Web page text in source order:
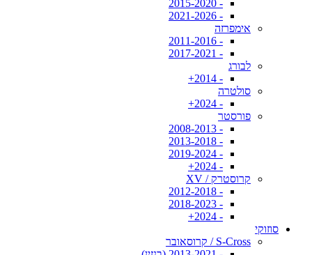
- 2015-2020
- 2021-2026
אימפרזה
- 2011-2016
- 2017-2021
לבורג
- 2014+
סולטרה
- 2024+
פורסטר
- 2008-2013
- 2013-2018
- 2019-2024
- 2024+
קרוסטרק / XV
- 2012-2018
- 2018-2023
- 2024+
סוזוקי
S-Cross / קרוסאובר